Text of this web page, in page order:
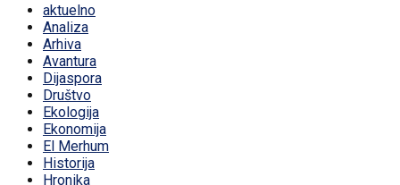
aktuelno
Analiza
Arhiva
Avantura
Dijaspora
Društvo
Ekologija
Ekonomija
El Merhum
Historija
Hronika